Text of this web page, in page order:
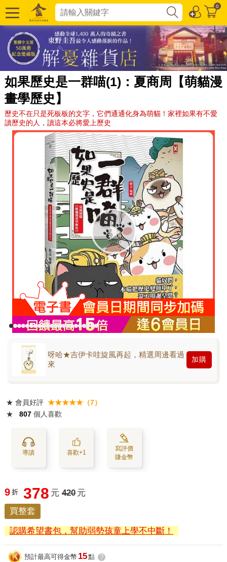
0
如果歷史是一群喵(1)：夏商周【萌貓漫
畫學歷史】
歷史不在只是死板板的文字，它們通通化身為萌貓！家裡如果有不愛
讀歷史的人，讀這本必將愛上歷史
呀哈★吉伊卡哇旋風再起，精選周邊看過
來
加購
★ 會員好評 ★★★★★（7）
★
807 個人喜歡
導讀 喜歡+1
寫評價
賺金幣
9 折 378 元 420 元
買整套
認購希望書包，幫助弱勢孩童上學不中斷！
預計最高可得金幣 15點 ?